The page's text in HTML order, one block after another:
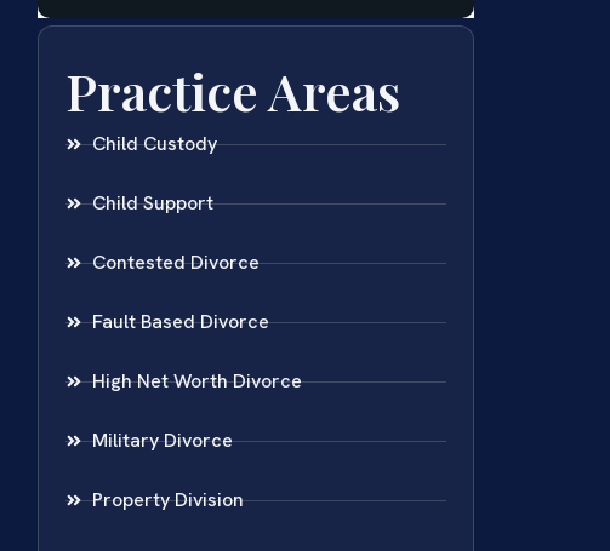
Practice Areas
Child Custody
Child Support
Contested Divorce
Fault Based Divorce
High Net Worth Divorce
Military Divorce
Property Division